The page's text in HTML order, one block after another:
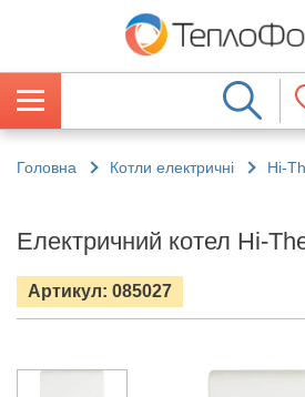
Головна Котли електричні Hi-
Електричний котел Hi-
Артикул: 085027